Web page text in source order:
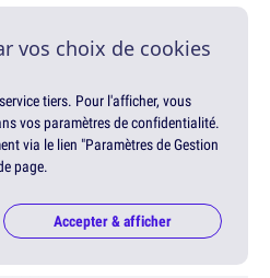
vos choix de cookies
tiers. Pour l'afficher, vous
vos paramètres de confidentialité.
via le lien "Paramètres de Gestion
page.
Accepter & afficher